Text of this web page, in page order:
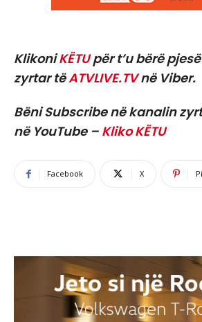
KlikoniKËTUpër t’u bërë
zyrtar tëATVLIVE.TVnë Viber.
Bëni Subscribe në kanalin
në YouTube – Kliko KËTU
Facebook X